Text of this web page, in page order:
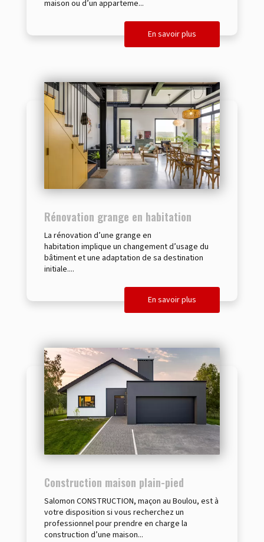
maison ou d’un apparteme...
En savoir plus
Rénovation grange en habitation
La rénovation d’une grange en
habitation implique un changement d’usage du
bâtiment et une adaptation de sa destination
initiale....
En savoir plus
Construction maison plain-pied
Salomon CONSTRUCTION, maçon au Boulou, est à
votre disposition si vous recherchez un
professionnel pour prendre en charge la
construction d’une maison...